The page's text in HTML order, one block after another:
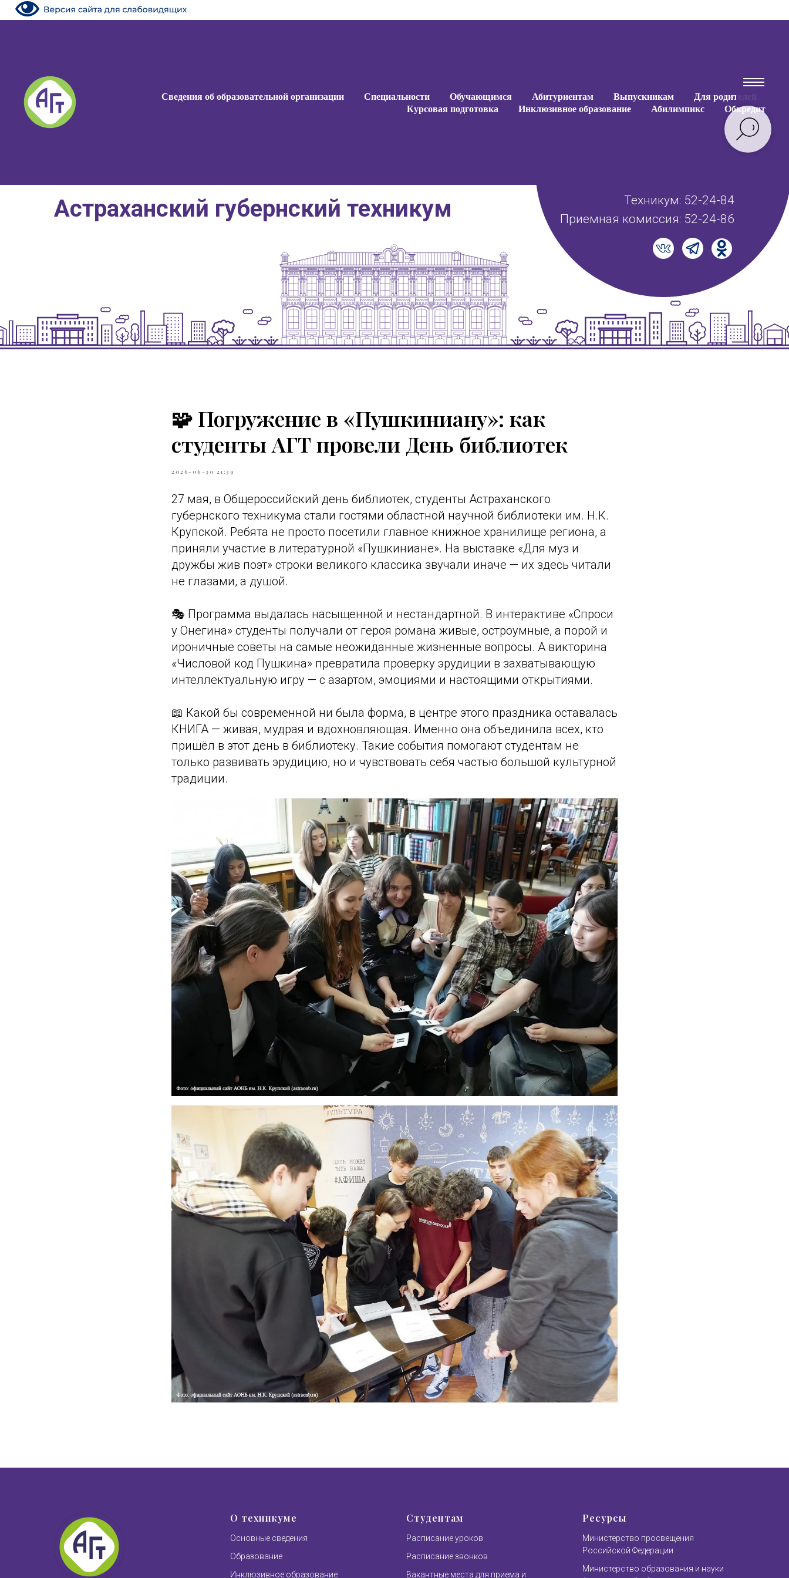
Сведения об образовательной организации Специальности Обучающимся Абитуриентам Выпускникам
Для родителей
Курсовая подготовка
Инклюзивное образование Абилимпикс Обкредит
Астраханский губернский техникум
Техникум: 52-24-84
Приемная комиссия: 52-24-86
🧩 Погружение в «Пушкиниану»: как
студенты АГТ провели День библиотек
2026-06-30 21:39
27 мая, в Общероссийский день библиотек, студенты Астраханского
губернского техникума стали гостями областной научной библиотеки им. Н.К.
Крупской. Ребята не просто посетили главное книжное хранилище региона, а
приняли участие в литературной «Пушкиниане». На выставке «Для муз и
дружбы жив поэт» строки великого классика звучали иначе — их здесь читали
не глазами, а душой.
🎭 Программа выдалась насыщенной и нестандартной. В интерактиве «Спроси
у Онегина» студенты получали от героя романа живые, остроумные, а порой и
ироничные советы на самые неожиданные жизненные вопросы. А викторина
«Числовой код Пушкина» превратила проверку эрудиции в захватывающую
интеллектуальную игру — с азартом, эмоциями и настоящими открытиями.
📖 Какой бы современной ни была форма, в центре этого праздника оставалась
КНИГА — живая, мудрая и вдохновляющая. Именно она объединила всех, кто
пришёл в этот день в библиотеку. Такие события помогают студентам не
только развивать эрудицию, но и чувствовать себя частью большой культурной
традиции.
О техникуме
Основные сведения
Образование
Инклюзивное образование
Студентам
Расписание уроков
Расписание звонков
Вакантные места для приема и
Ресурсы
Министерство просвещения
Российской Федерации
Министерство образования и науки